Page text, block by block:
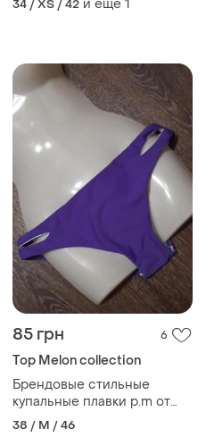
34 / XS / 42 и еще 1
85 грн 6
Top Melon collection
Брендовые стильные
купальные плавки р.m от
top melon
38 / M / 46